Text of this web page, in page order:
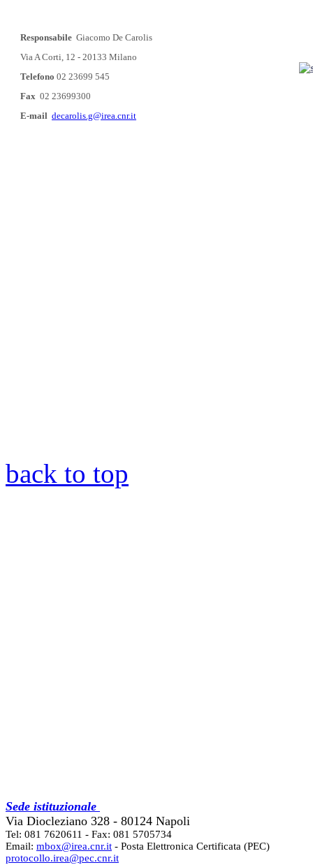
Responsabile Giacomo De Carolis
Via A Corti, 12 - 20133 Milano
Telefono 02 23699 545
Fax 02 23699300
E-mail decarolis.g@irea.cnr.it
back to top
Sede istituzionale
Via Diocleziano 328 - 80124 Napoli
Tel: 081 7620611 - Fax: 081 5705734
Email: mbox@irea.cnr.it - Posta Elettronica Certificata (PEC)
protocollo.irea@pec.cnr.it